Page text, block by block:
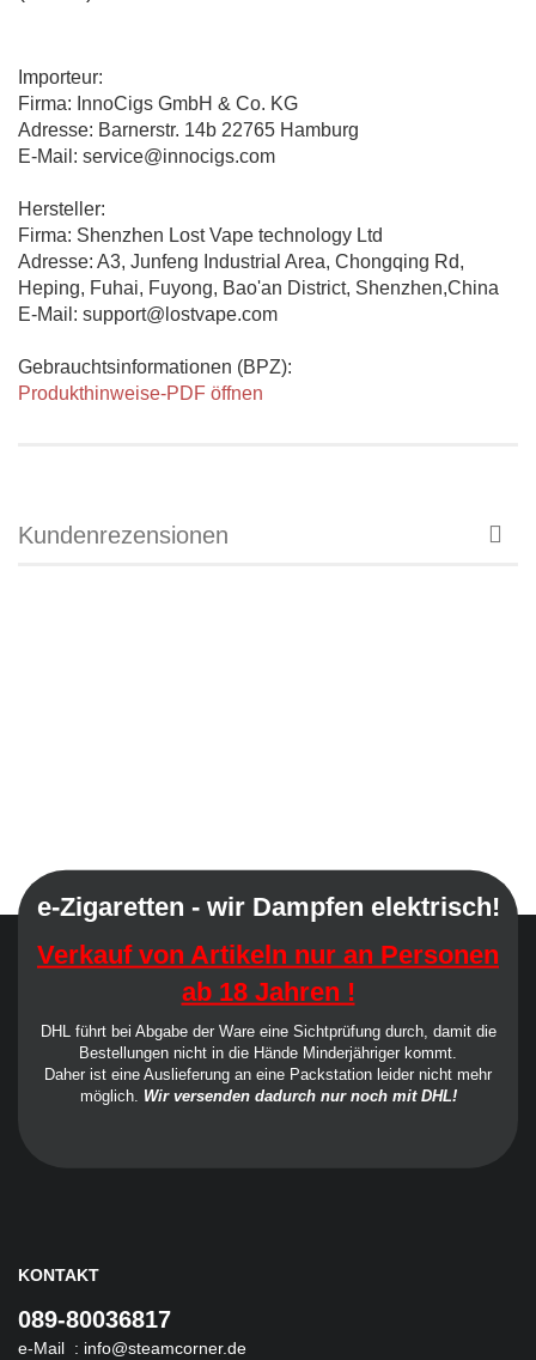
Importeur:
Firma: InnoCigs GmbH & Co. KG
Adresse: Barnerstr. 14b 22765 Hamburg
E-Mail: service@innocigs.com
Hersteller:
Firma: Shenzhen Lost Vape technology Ltd
Adresse: A3, Junfeng Industrial Area, Chongqing Rd,
Heping, Fuhai, Fuyong, Bao'an District, Shenzhen,China
E-Mail: support@lostvape.com
Gebrauchtsinformationen (BPZ):
Produkthinweise-PDF öffnen
Kundenrezensionen
e-Zigaretten - wir Dampfen elektrisch!
Verkauf von Artikeln nur an Personen
ab 18 Jahren !
DHL führt bei Abgabe der Ware eine Sichtprüfung durch, damit die
Bestellungen nicht in die Hände Minderjähriger kommt.
Daher ist eine Auslieferung an eine Packstation leider nicht mehr
möglich. Wir versenden dadurch nur noch mit DHL!
KONTAKT
089-80036817
e-Mail : info@steamcorner.de